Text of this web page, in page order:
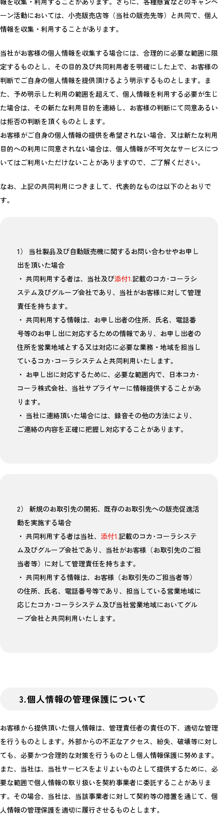
ーン活動においては、小売販売店等（当社の販売先等）と共同で、個人
情報を収集・利用することがあります。
当社がお客様の個人情報を収集する場合には、合理的に必要な範囲に限
定するものとし、その目的及び共同利用者を明確にした上で、お客様の
判断でご自身の個人情報を提供頂けるよう明示するものとします。ま
た、予め明示した利用の範囲を超えて、個人情報を利用する必要が生じ
た場合は、その新たな利用目的を連絡し、お客様の判断にて同意あるい
は拒否の判断を頂くものとします。
お客様がご自身の個人情報の提供を希望されない場合、又は新たな利用
目的への利用に同意されない場合は、個人情報が不可欠なサービスにつ
いてはご利用いただけないことがありますので、ご了解ください。
なお、上記の共同利用につきまして、代表的なものは以下のとおりで
す。
1） 当社製品及び自動販売機に関するお問い合わせやお申し
出を頂いた場合
・ 共同利用する者は、当社及び添付1.記載のコカ･コーラシ
ステム及びグループ会社であり、当社がお客様に対して管理
責任を持ちます。
・ 共同利用する情報は、お申し出者の住所、氏名、電話番
号等のお申し出に対応するための情報であり、お申し出者の
住所を営業地域とする又は対応に必要な業務・地域を担当し
ているコカ･コーラシステムと共同利用いたします。
・ お申し出に対応するために、必要な範囲内で、日本コカ･
コーラ株式会社、当社サプライヤーに情報提供することがあ
ります。
・ 当社に連絡頂いた場合には、録音その他の方法により、
ご連絡の内容を正確に把握し対応することがあります。
2） 新規のお取引先の開拓、既存のお取引先への販売促進活
動を実施する場合
・ 共同利用する者は当社、 添付1.記載のコカ･コーラシステ
ム及びグループ会社であり、当社がお客様（お取引先のご担
当者等）に対して管理責任を持ちます。
・ 共同利用する情報は、お客様（お取引先のご担当者等）
の住所、氏名、電話番号等であり、担当している営業地域に
応じたコカ･コーラシステム及び当社営業地域においてグル
ープ会社と共同利用いたします。
3.個人情報の管理保護について
お客様から提供頂いた個人情報は、管理責任者の責任の下、適切な管理
を行うものとします。外部からの不正なアクセス、紛失、破壊等に対し
ても、必要かつ合理的な対策を行うものとし個人情報保護に努めます。
また、当社は、当社サービスをよりよいものとして提供するために、必
要な範囲で個人情報の取り扱いを契約事業者に委託することがありま
す。その場合、当社は、当該事業者に対して契約等の措置を通じて、個
人情報の管理保護を適切に履行させるものとします。